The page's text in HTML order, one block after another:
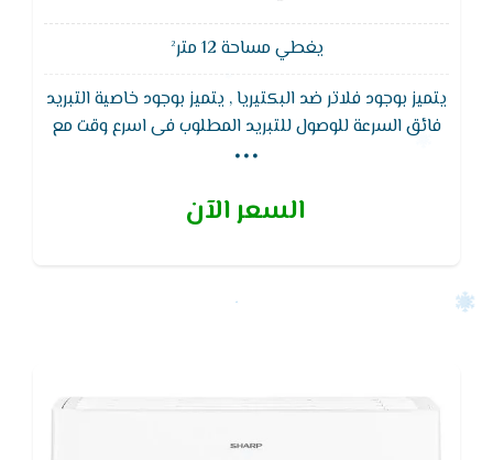
يغطي مساحة 12 متر²
يتميز بوجود فلاتر ضد البكتيريا , يتميز بوجود خاصية التبريد
فائق السرعة للوصول للتبريد المطلوب فى اسرع وقت مع
توفير فى التيار الكهربائى ويتميز بخاصية التشغيل
...
السعر الآن